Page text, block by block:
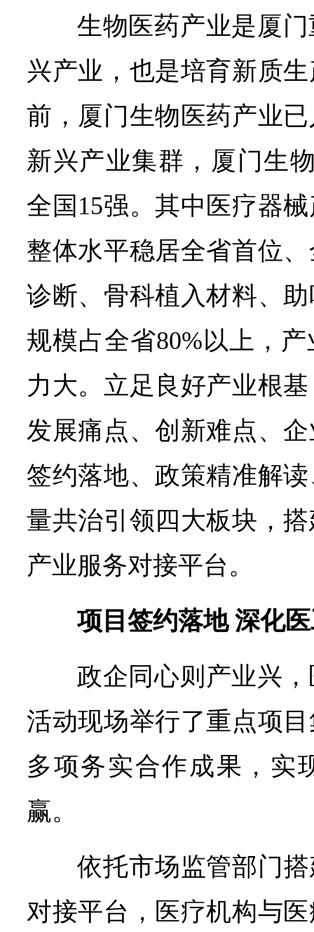
生物医药产业是厦
兴产业，也是培育新质
前，厦门生物医药产业
新兴产业集群，厦门生
全国15强。其中医疗器
整体水平稳居全省首位
诊断、骨科植入材料、
规模占全省80%以上，
力大。立足良好产业根
发展痛点、创新难点、
签约落地、政策精准解
量共治引领四大板块，
产业服务对接平台。
项目签约落地 深化
政企同心则产业兴
活动现场举行了重点项
多项务实合作成果，实
赢。
依托市场监管部门
对接平台，医疗机构与